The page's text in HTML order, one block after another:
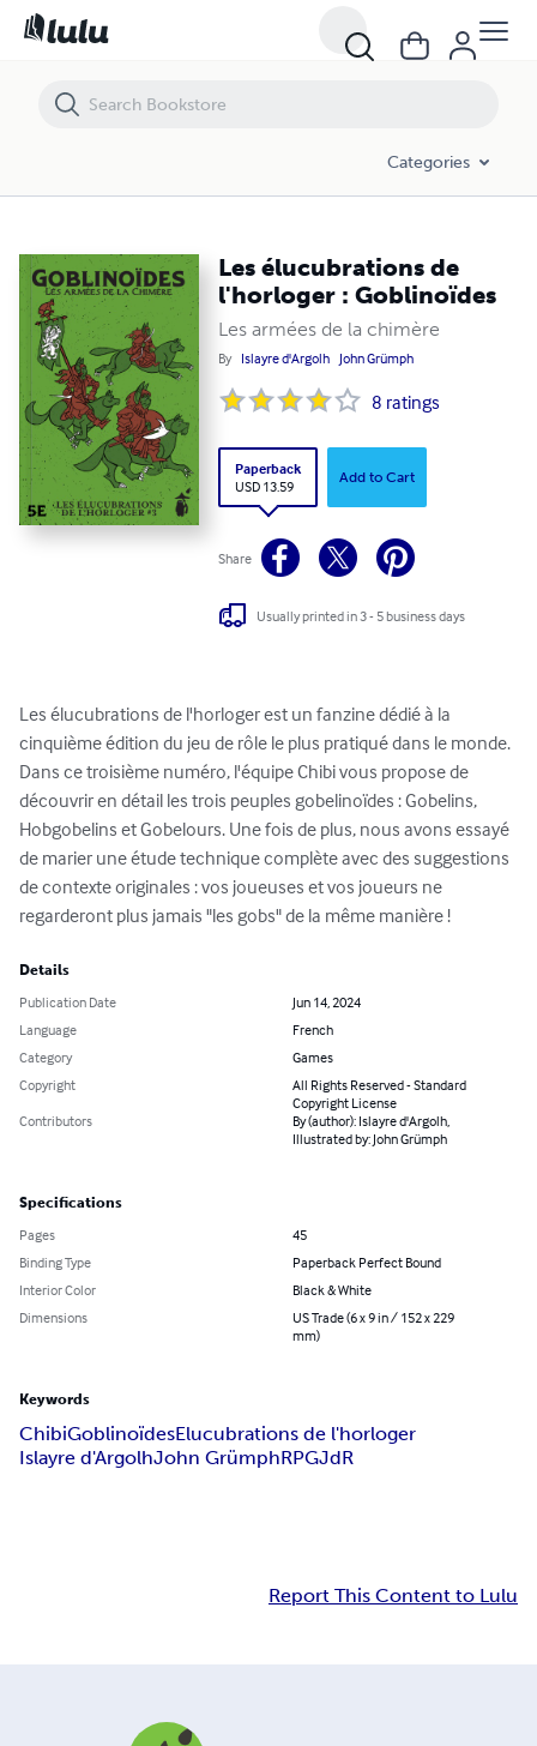
Categories
Les élucubrations de
l'horloger : Goblinoïdes
Les armées de la chimère
By Islayre d'Argolh John Grümph
8 ratings
Paperback
USD 13.59
Add to Cart
Share
Usually printed in 3 - 5 business days
Les élucubrations de l'horloger est un fanzine dédié à la
cinquième édition du jeu de rôle le plus pratiqué dans le monde.
Dans ce troisième numéro, l'équipe Chibi vous propose de
découvrir en détail les trois peuples gobelinoïdes : Gobelins,
Hobgobelins et Gobelours. Une fois de plus, nous avons essayé
de marier une étude technique complète avec des suggestions
de contexte originales : vos joueuses et vos joueurs ne
regarderont plus jamais "les gobs" de la même manière !
Details
Publication Date
Jun 14, 2024
Language
French
Category
Games
Copyright
All Rights Reserved - Standard
Copyright License
Contributors
By (author): Islayre d'Argolh,
Illustrated by: John Grümph
Specifications
Pages
45
Binding Type
Paperback Perfect Bound
Interior Color
Black & White
Dimensions
US Trade (6 x 9 in / 152 x 229
mm)
Keywords
ChibiGoblinoïdesElucubrations de l'horloger
Islayre d'ArgolhJohn GrümphRPGJdR
Report This Content to Lulu
Les élucubrations de l'horloger : Goblinoïdes